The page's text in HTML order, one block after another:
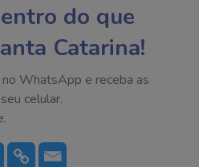
do que
Catarina!
WhatsApp e receba as
celular.